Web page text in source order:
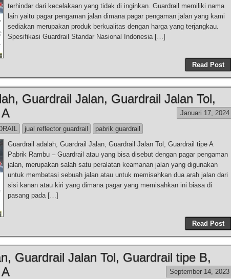
terhindar dari kecelakaan yang tidak di inginkan. Guardrail memiliki nama
lain yaitu pagar pengaman jalan dimana pagar pengaman jalan yang kami
sediakan merupakan produk berkualitas dengan harga yang terjangkau.
Spesifikasi Guardrail Standar Nasional Indonesia […]
Read Post
Guardrail Jalan, Guardrail Jalan Tol,
Januari 17, 2024
jual reflector guardrail
pabrik guardrail
Guardrail adalah, Guardrail Jalan, Guardrail Jalan Tol, Guardrail tipe A
Pabrik Rambu – Guardrail atau yang bisa disebut dengan pagar pengaman
jalan, merupakan salah satu peralatan keamanan jalan yang digunakan
untuk membatasi sebuah jalan atau untuk memisahkan dua arah jalan dari
sisi kanan atau kiri yang dimana pagar yang memisahkan ini biasa di
pasang pada […]
Read Post
Guardrail Jalan Tol, Guardrail tipe B,
September 14, 2023